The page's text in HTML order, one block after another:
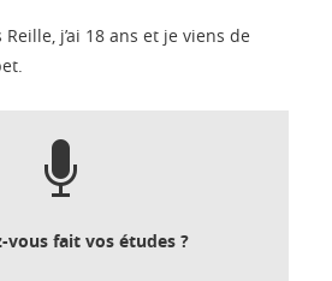
Reille, j’ai 18 ans et je viens de
vous fait vos études ?